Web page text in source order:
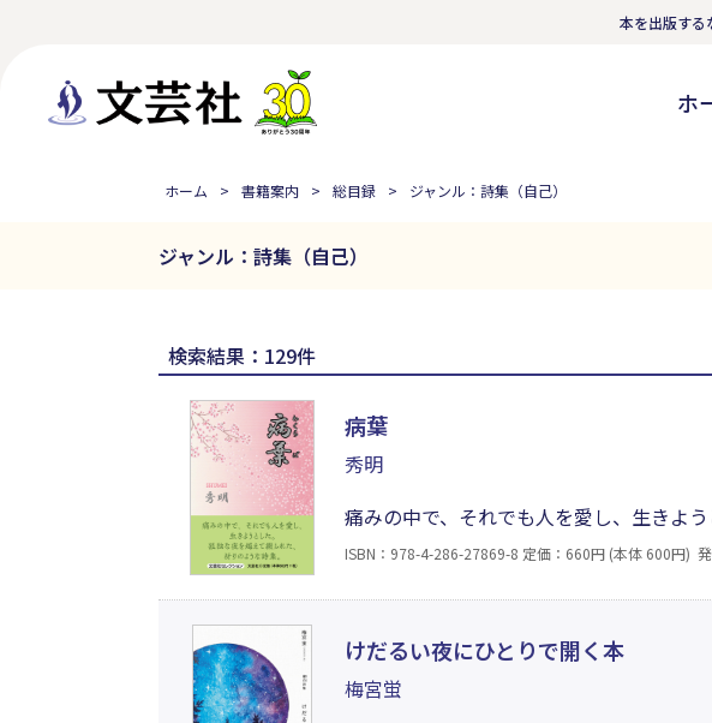
本を出版する
ホ
ホーム 書籍案内 総目録 ジャンル：詩集（自己）
ジャンル：詩集（自己）
検索結果：129件
病葉
秀明
痛みの中で、それでも人を愛し、生きよ
情、死への想い……。そして、大切な人が
ISBN：978-4-286-27869-8 定価：660円 (本体 600円)
けだるい夜にひとりで開く本
梅宮蛍